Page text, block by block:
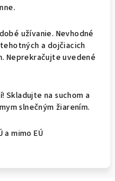
užívanie. Nevhodné
a dojčiacich
Neprekračujte uvedené
Skladujte na suchom a
slnečným žiarením.
a mimo EÚ